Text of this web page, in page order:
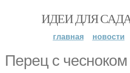
ИДЕИ ДЛЯ
главная новости
Перец с чесноком